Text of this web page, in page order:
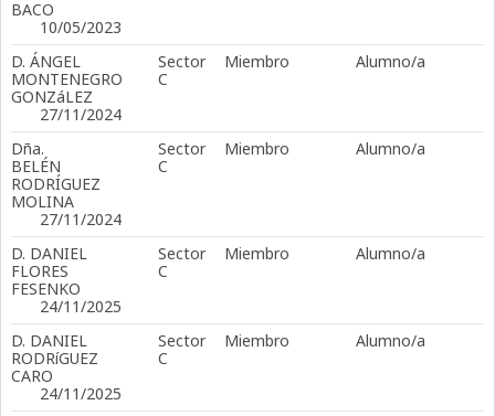
BACO
10/05/2023
D. ÁNGEL
MONTENEGRO
GONZáLEZ
Sector
C
Miembro Alumno/a
27/11/2024
Dña.
BELÉN
RODRÍGUEZ
MOLINA
Sector
C
Miembro Alumno/a
27/11/2024
D. DANIEL
FLORES
FESENKO
Sector
C
Miembro Alumno/a
24/11/2025
D. DANIEL
RODRíGUEZ
CARO
Sector
C
Miembro Alumno/a
24/11/2025